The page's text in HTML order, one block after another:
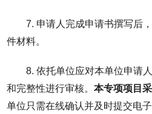
7. 申请人完成申请书撰写后
件材料。
8. 依托单位应对本单位申请
和完整性进行审核。本专项项目
单位只需在线确认并及时提交电